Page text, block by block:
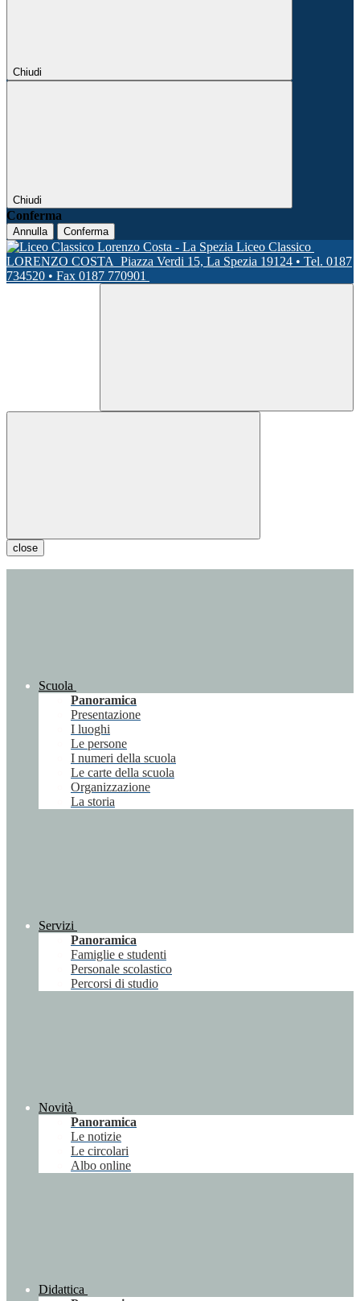
Chiudi
Chiudi
Conferma
Annulla Conferma
Liceo Classico
LORENZO COSTA Piazza Verdi 15, La Spezia 19124 • Tel. 0187
734520 • Fax 0187 770901
close
Scuola
Panoramica
Presentazione
I luoghi
Le persone
I numeri della scuola
Le carte della scuola
Organizzazione
La storia
Servizi
Panoramica
Famiglie e studenti
Personale scolastico
Percorsi di studio
Novità
Panoramica
Le notizie
Le circolari
Albo online
Didattica